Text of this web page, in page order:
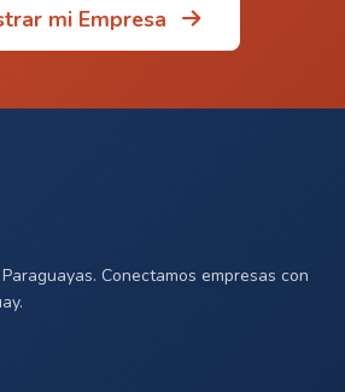
mi Empresa
Conectamos empresas con